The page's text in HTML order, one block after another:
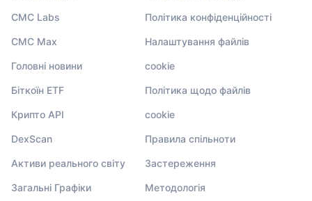
CMC Labs
CMC Max
Головні новини
Біткоїн ETF
Крипто API
DexScan
Активи реального світу
Загальні Графіки
Політика конфіденційності
Налаштування файлів
cookie
Політика щодо файлів
cookie
Правила спільноти
Застереження
Методологія